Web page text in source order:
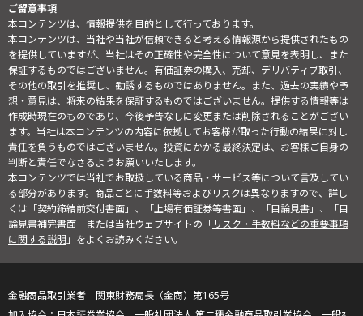
ご留意事項
本コンテンツは、情報提供を目的として行っております。
本コンテンツは、当社や当社が信頼できると考える情報源から提供されたもの
を提供していますが、当社はその正確性や完全性について意見を表明し、また
保証するものではございません。有価証券の購入、売却、デリバティブ取引、
その他の取引を推奨し、勧誘するものではありません。また、過去の実績や予
想・意見は、将来の結果を保証するものではございません。提供する情報等は
作成時現在のものであり、今後予告なしに変更または削除されることがござい
ます。当社は本コンテンツの内容に依拠してお客様が取った行動の結果に対し
責任を負うものではございません。投資にかかる最終決定は、お客様ご自身の
判断と責任でなさるようお願いいたします。
本コンテンツでは当社でお取扱している商品・サービス等について言及してい
る部分があります。商品ごとに手数料等およびリスクは異なりますので、詳し
くは「契約締結前交付書面」、「上場有価証券等書面」、「目論見書」、「目
論見書補完書面」または当社ウェブサイトの「リスク・手数料などの重要事項
に関する説明」をよくお読みください。
金融商品取引業者 関東財務局長（金商）第165号